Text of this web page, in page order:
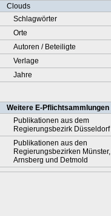
Clouds
Schlagwörter
Orte
Autoren / Beteiligte
Verlage
Jahre
Weitere E-Pflichtsammlungen
Publikationen aus dem
Regierungsbezirk Düsseldorf
Publikationen aus den
Regierungsbezirken Münster,
Arnsberg und Detmold